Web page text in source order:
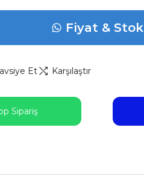
Fiyat & Stok
Et Karşılaştır
Sipariş